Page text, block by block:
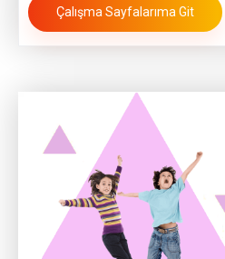
Çalışma Sayfalarıma Git